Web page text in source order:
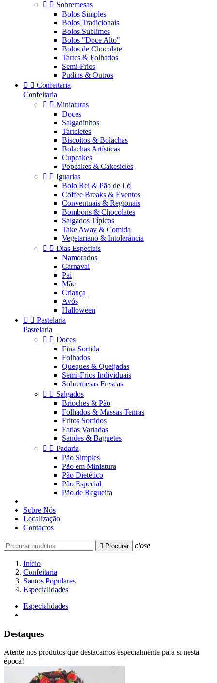
  Sobremesas
Bolos Simples
Bolos Tradicionais
Bolos Sublimes
Bolos "Doce Alto"
Bolos de Chocolate
Tartes & Folhados
Semi-Frios
Pudins & Outros
  Confeitaria
Confeitaria
  Miniaturas
Doces
Salgadinhos
Tarteletes
Biscoitos & Bolachas
Bolachas Artísticas
Cupcakes
Popcakes & Cakesicles
  Iguarias
Bolo Rei & Pão de Ló
Coffee Breaks & Eventos
Conventuais & Regionais
Bombons & Chocolates
Salgados Típicos
Take Away & Comida
Vegetariano & Intolerância
  Dias Especiais
Namorados
Carnaval
Pai
Mãe
Criança
Avós
Halloween
  Pastelaria
Pastelaria
  Doces
Fina Sortida
Folhados
Queques & Queijadas
Semi-Frios Individuais
Sobremesas Frescas
  Salgados
Brioches & Pão
Folhados & Massas Tenras
Fritos Sortidos
Fatias Variadas
Sandes & Baguetes
  Padaria
Pão Simples
Pão em Miniatura
Pão Dietético
Pão Especial
Pão de Regueifa
Sobre Nós
Localização
Contactos
 Procurar close
Início
Confeitaria
Santos Populares
Especialidades
Especialidades
Destaques
Atente nos produtos que destacamos especialmente para si nesta
época!